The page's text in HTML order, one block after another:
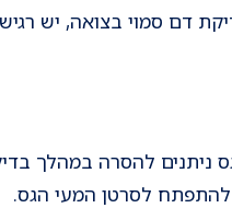
דם סמוי בצואה, יש
ניתנים להסרה במהלך
לסרטן המעי הגס.